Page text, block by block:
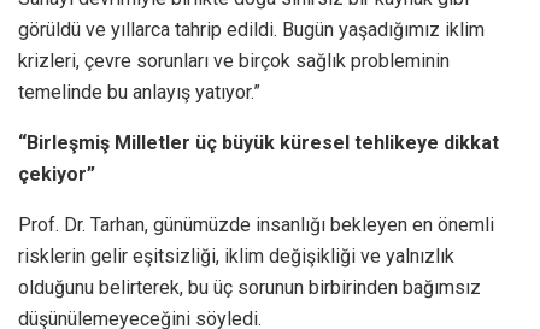
görüldü ve yıllarca tahrip edildi. Bugün yaşadığımız iklim
krizleri, çevre sorunları ve birçok sağlık probleminin
temelinde bu anlayış yatıyor.”
“Birleşmiş Milletler üç büyük küresel tehlikeye dikkat
çekiyor”
Prof. Dr. Tarhan, günümüzde insanlığı bekleyen en önemli
risklerin gelir eşitsizliği, iklim değişikliği ve yalnızlık
olduğunu belirterek, bu üç sorunun birbirinden bağımsız
düşünülemeyeceğini söyledi.